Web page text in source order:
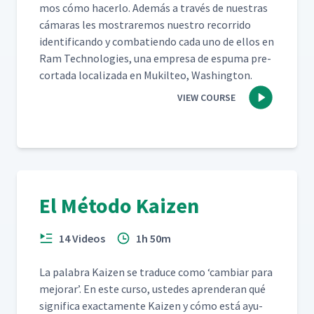
mos cómo hac­er­lo. Además a través de nues­tras
cámaras les mostraremos nue­stro recor­ri­do
iden­ti­f­i­can­do y com­bat­ien­do cada uno de ellos en
Ram Tech­nolo­gies, una empre­sa de espuma pre-
cor­ta­da local­iza­da en Muk­il­teo, Washington.
VIEW COURSE
El Método Kaizen
14 Videos 1h 50m
La pal­abra Kaizen se tra­duce como ‘cam­biar para
mejo­rar’. En este cur­so, ust­edes apren­der­an qué
sig­nifi­ca exac­ta­mente Kaizen y cómo está ayu­